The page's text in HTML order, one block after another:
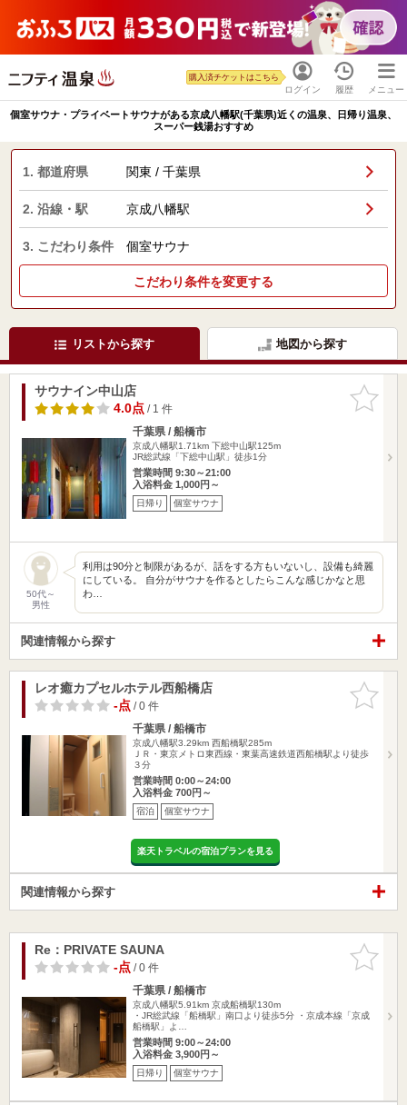
ログイン
購入済チケットはこちら
履歴 メニュー
個室サウナ・プライベートサウナがある京成八幡駅(千葉県)近くの温泉、日帰り温泉、
スーパー銭湯おすすめ
1. 都道府県 関東 / 千葉県
2. 沿線・駅 京成八幡駅
3. こだわり条件 個室サウナ
こだわり条件を変更する
リストから探す 地図から探す
お気に入
りに追加
サウナイン中山店
4.0点/ 1 件
千葉県 / 船橋市
京成八幡駅1.71km 下総中山駅125m
JR総武線「下総中山駅」徒歩1分
営業時間 9:30～21:00
入浴料金 1,000円～
日帰り 個室サウナ
50代～
男性
利用は90分と制限があるが、話をする方もいないし、設備も綺麗
にしている。 自分がサウナを作るとしたらこんな感じかなと思
わ…
関連情報から探す
お気に入
りに追加
レオ癒カプセルホテル西船橋店
-点/ 0 件
千葉県 / 船橋市
京成八幡駅3.29km 西船橋駅285m
ＪＲ・東京メトロ東西線・東葉高速鉄道西船橋駅より徒歩
３分
営業時間 0:00～24:00
入浴料金 700円～
宿泊 個室サウナ
楽天トラベルの宿泊プランを見る
関連情報から探す
お気に入
りに追加
Re：PRIVATE SAUNA
-点/ 0 件
千葉県 / 船橋市
京成八幡駅5.91km 京成船橋駅130m
・JR総武線「船橋駅」南口より徒歩5分 ・京成本線「京成
船橋駅」よ…
営業時間 9:00～24:00
入浴料金 3,900円～
日帰り 個室サウナ